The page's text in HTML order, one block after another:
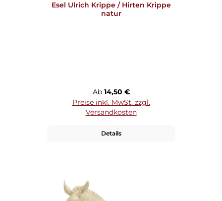
Esel Ulrich Krippe / Hirten Krippe
natur
Regulärer Preis:
Ab 14,50 €
Preise inkl. MwSt. zzgl.
Versandkosten
Details